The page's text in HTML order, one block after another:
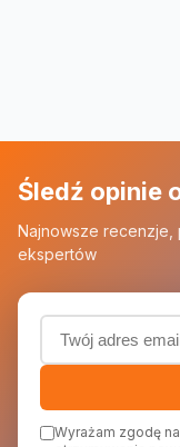
Śledź opinie
Najnowsze recenzje,
ekspertów
Adres email
Wyrażam zgodę